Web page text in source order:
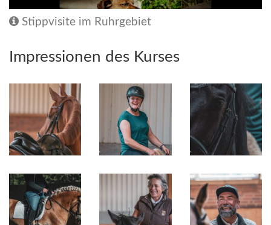
Stippvisite im Ruhrgebiet
Impressionen des Kurses